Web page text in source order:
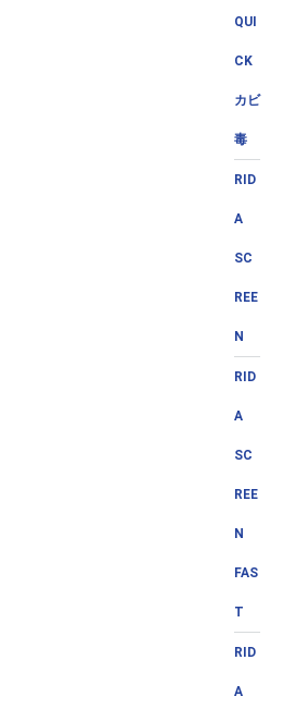
QUI
CK
カビ
毒
RID
A
SC
REE
N
RID
A
SC
REE
N
FAS
T
RID
A